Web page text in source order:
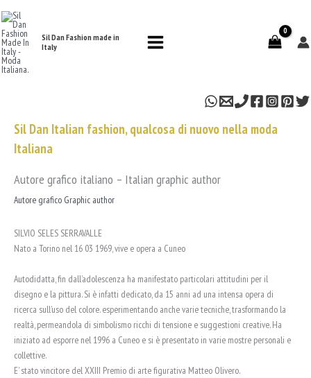
al
contenuto
Sil Dan Fashion made in
Italy
Sil Dan Italian fashion, qualcosa di nuovo nella moda
Italiana
Autore grafico italiano – Italian graphic author
Autore grafico Graphic author
SILVIO SELES SERRAVALLE
Nato a Torino nel 16 03 1969, vive e opera a Cuneo
Autodidatta, fin dall’adolescenza ha manifestato particolari attitudini per il
disegno e la pittura. Si è infatti dedicato, da 15 anni ad una intensa opera di
ricerca sull’uso del colore. esperimentando anche varie tecniche, trasformando la
realtà, permeandola di simbolismo ricchi di tensione e suggestioni creative. Ha
iniziato ad esporre nel 1996 a Cuneo e si è presentato in varie mostre personali e
collettive.
E’ stato vincitore del XXIII Premio di arte figurativa Matteo Olivero.